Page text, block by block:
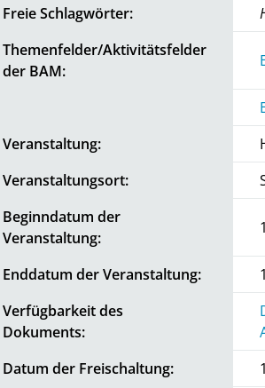
Freie Schlagwörter:
Themenfelder/Aktivitätsfelder
der BAM:
Veranstaltung:
Veranstaltungsort:
Beginndatum der
Veranstaltung:
Enddatum der Veranstaltung:
Verfügbarkeit des
Dokuments:
Datum der Freischaltung: